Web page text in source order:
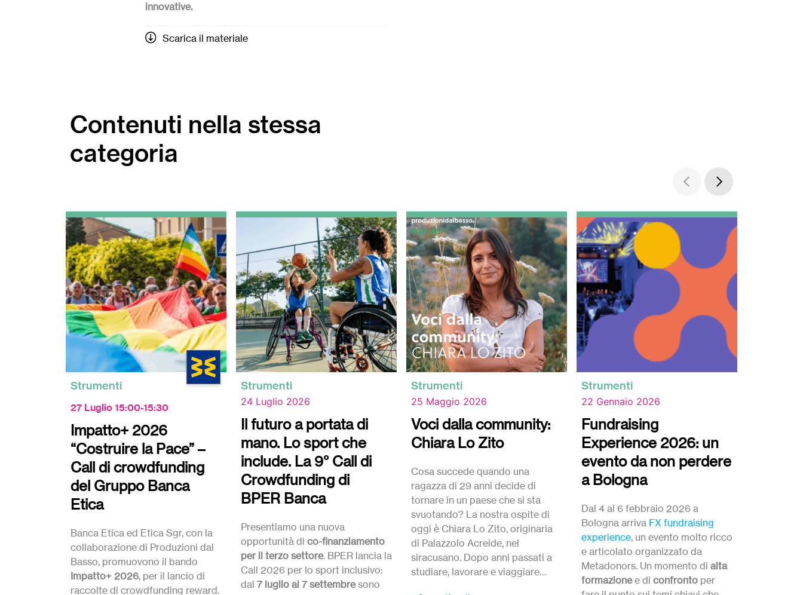
innovative.
Scarica il materiale
Contenuti nella stessa
categoria
Strumenti
27 Luglio 15:00-15:30
Impatto+ 2026
“Costruire la Pace” –
Call di crowdfunding
del Gruppo Banca
Etica
Banca Etica ed Etica Sgr, con la
collaborazione di Produzioni dal
Basso, promuovono il bando
Impatto+ 2026, per il lancio di
raccolte di crowdfunding reward.
Strumenti
24 Luglio 2026
Il futuro a portata di
mano. Lo sport che
include. La 9° Call di
Crowdfunding di
BPER Banca
Presentiamo una nuova
opportunità di co-finanziamento
per il terzo settore. BPER lancia la
Call 2026 per lo sport inclusivo:
dal 7 luglio al 7 settembresono
Strumenti
25 Maggio 2026
Voci dalla community:
Chiara Lo Zito
Cosa succede quando una
ragazza di 29 anni decide di
tornare in un paese che si sta
svuotando? La nostra ospite di
oggi è Chiara Lo Zito, originaria
di Palazzolo Acreide, nel
siracusano. Dopo anni passati a
studiare, lavorare e viaggiare
Strumenti
22 Gennaio 2026
Fundraising
Experience 2026: un
evento da non perdere
a Bologna
Dal 4 al 6 febbraio 2026 a
Bologna arriva FX fundraising
experience, un evento molto ricco
e articolato organizzato da
Metadonors. Un momento di alta
formazionee di confronto per